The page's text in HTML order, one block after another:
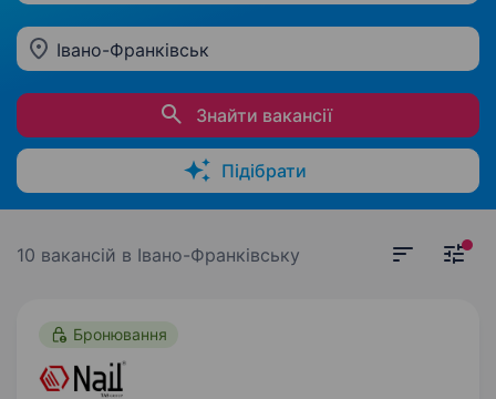
Івано-Франківськ
Знайти вакансії
Підібрати
10 вакансій в Івано-Франківську
Бронювання